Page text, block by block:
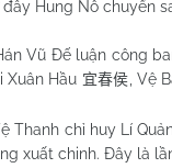
Hung Nô chuyển
Đế luận công ban
Xuân Hầu 宜春侯 , Vệ
chỉ huy Lí
xuất chinh. Đây là